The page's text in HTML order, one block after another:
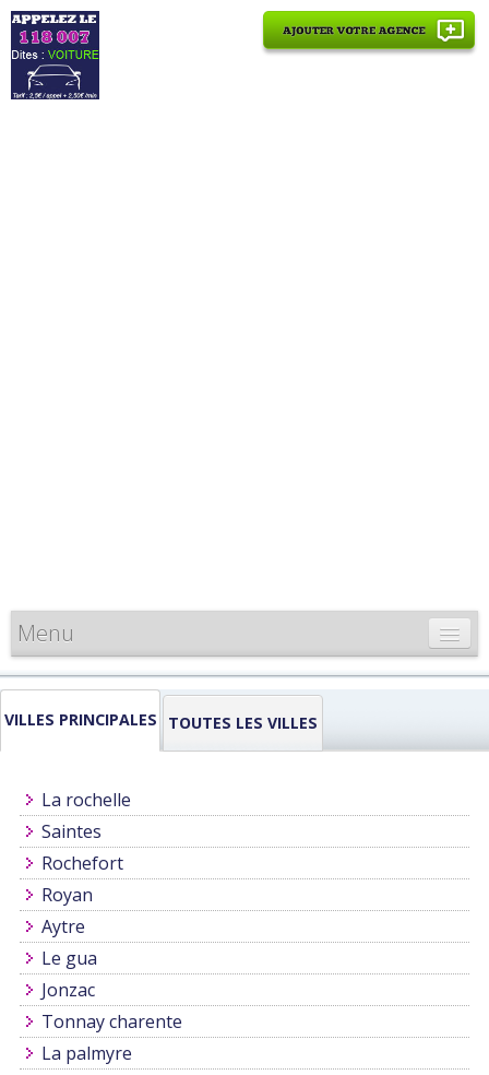
Menu
CARTE DE FRANCE
INFORMATIONS
VILLES PRINCIPALES TOUTES LES VILLES
La rochelle
Saintes
Rochefort
Royan
Aytre
Le gua
Jonzac
Tonnay charente
La palmyre